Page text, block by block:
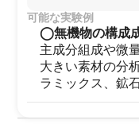
可能な実験例
◯無機物の構成
主成分組成や微
大きい素材の分
ラミックス、鉱
す。